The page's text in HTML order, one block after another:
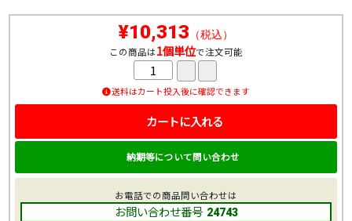
¥10,313 （税込）
この商品は1個単位で注文可能
送料はカート投入後に確認できます
カートに入れる
納期等について問い合わせ
お電話での商品問い合わせは
お問い合わせ番号 24743